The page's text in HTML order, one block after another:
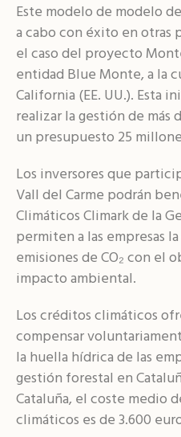
Este modelo de modelo
a cabo con éxito en otras
el caso del proyecto
entidad Blue Monte, a la
California (EE. UU.). Esta
realizar la gestión de más
un presupuesto 25
Los inversores que
Vall del Carme podrán
Climáticos Climark de la
permiten a las empresas
emisiones de CO₂ con el
impacto ambiental.
Los créditos climáticos
compensar
la huella hídrica de las
gestión forestal en
Cataluña, el coste medio
climáticos es de 3.600